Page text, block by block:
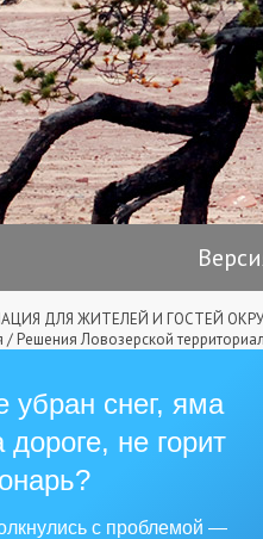
ДЛЯ ЖИТЕЛЕЙ И ГОСТЕЙ
/ Решения Ловозерской
убран снег, яма
дороге, не горит
с проблемой —